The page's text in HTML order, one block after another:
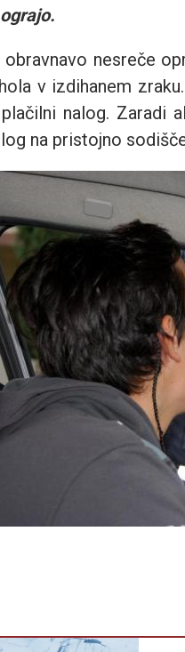
nesreče
v izdihanem
nalog. Zaradi
na pristojno